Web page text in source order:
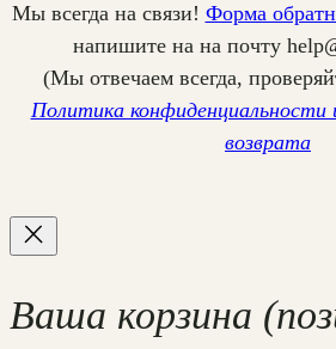
Мы всегда на связи! Форма
напишите на на почту
(Мы отвечаем всегда,
Политика конфиденциальности
возврата
Ваша корзина